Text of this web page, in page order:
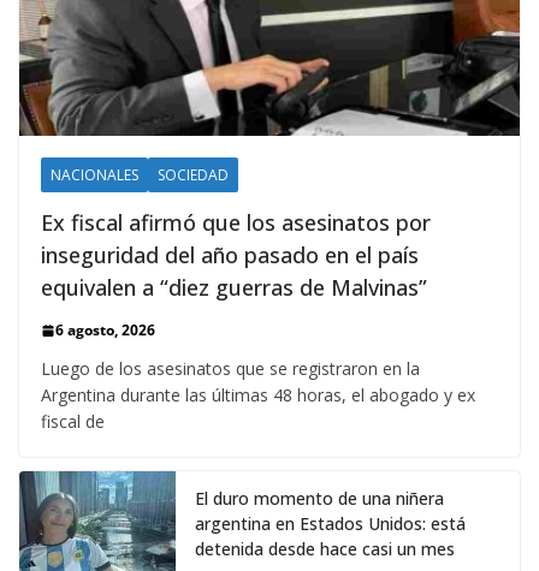
NACIONALES SOCIEDAD
Ex fiscal afirmó que los asesinatos por
inseguridad del año pasado en el país
equivalen a “diez guerras de Malvinas”
6 agosto, 2026
Luego de los asesinatos que se registraron en la
Argentina durante las últimas 48 horas, el abogado y ex
fiscal de
El duro momento de una niñera
argentina en Estados Unidos: está
detenida desde hace casi un mes